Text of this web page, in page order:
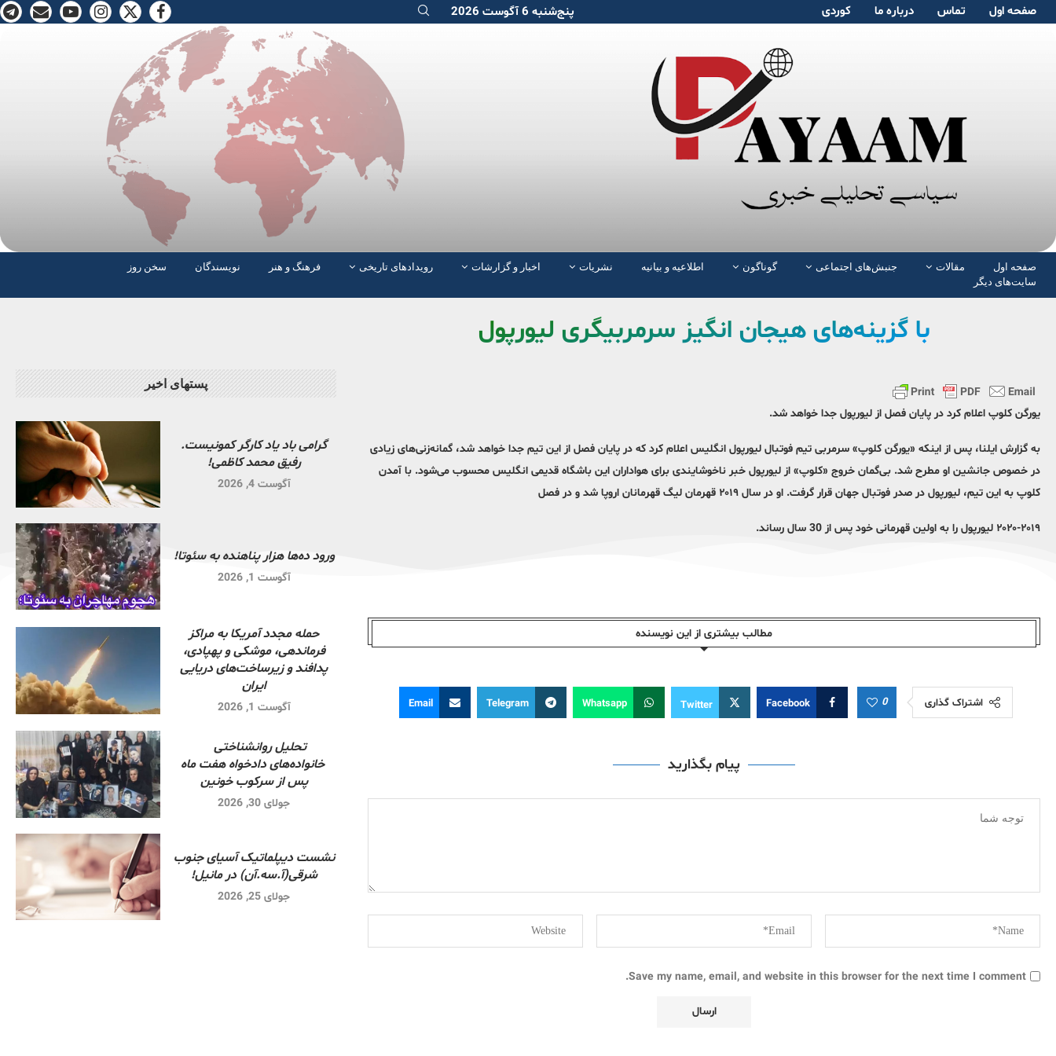
صفحە اول تماس دربارە ما کوردی پنج‌شنبه 6 آگوست 2026
صفحە اول مقالات جنبش‌های اجتماعی گوناگون اطلاعیه و بیانیه نشریات اخبار و گزارشات رویدادهای تاریخی فرهنگ و هنر نویسندگان
سخن روز
سایت‌های دیگر
با گزینه‌های هیجان انگیز سرمربیگری لیورپول
یورگن کلوپ اعلام کرد در پایان فصل از لیورپول جدا خواهد شد.
به گزارش ایلنا، پس از اینکه «یورگن کلوپ» سرمربی تیم فوتبال لیورپول انگلیس اعلام کرد که در پایان فصل از این تیم جدا خواهد شد، گمانه‌زنی‌های زیادی
در خصوص جانشین او مطرح شد. بی‌گمان خروج «کلوپ» از لیورپول خبر ناخوشایندی برای هواداران این باشگاه قدیمی انگلیس محسوب می‌شود. با آمدن
کلوپ به این تیم، لیورپول در صدر فوتبال جهان قرار گرفت. او در سال ۲۰۱۹ قهرمان لیگ قهرمانان اروپا شد و در فصل
۲۰۲۰-۲۰۱۹ لیورپول را به اولین قهرمانی خود پس از 30 سال رساند.
مطالب بیشتری از این نویسندە
اشتراک گذاری 0
Facebook
Twitter
Whatsapp
Telegram
Email
پیام بگذارید
Save my name, email, and website in this browser for the next time I comment.
پستهای اخیر
گرامی باد یاد کارگر کمونیست.
رفیق محمد کاظمی!
آگوست 4, 2026
ورود ده‌ها هزار پناهنده به سئوتا!
آگوست 1, 2026
حمله مجدد آمریکا به مراکز
فرماندهی، موشکی و پهپادی،
پدافند و زیرساخت‌های دریایی
ایران
آگوست 1, 2026
تحلیل روانشناختی
خانواده‌های دادخواه هفت ماه
پس از سرکوب خونین
جولای 30, 2026
نشست دیپلماتیک آسیای جنوب
شرقی‌(آ.سه.آن) در مانیل!
جولای 25, 2026